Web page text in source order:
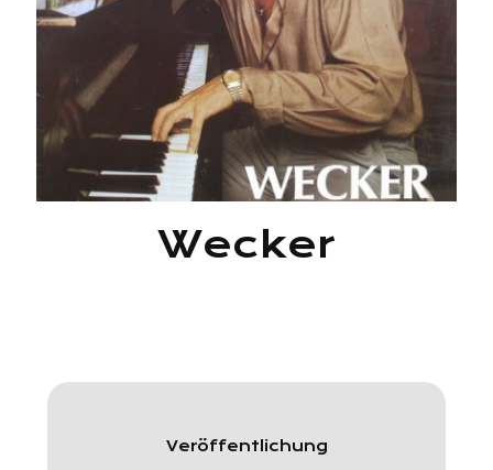
Wecker
Veröffentlichung